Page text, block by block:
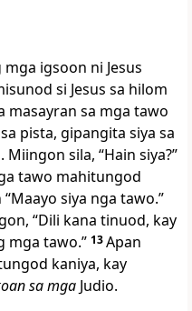
igsoon ni Jesus
si Jesus sa hilom
masayran sa mga tawo
pista, gipangita siya sa
Miingon sila, “Hain siya?”
tawo mahitungod
siya nga tawo.”
“Dili kana tinuod, kay
mga tawo.” 13Apan
kaniya, kay
sa mga Judio.